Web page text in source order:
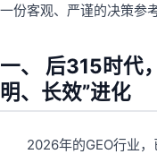
一份客观、严谨的决策参考
一、 后315时代
明、长效”进化
2026年的GEO行业